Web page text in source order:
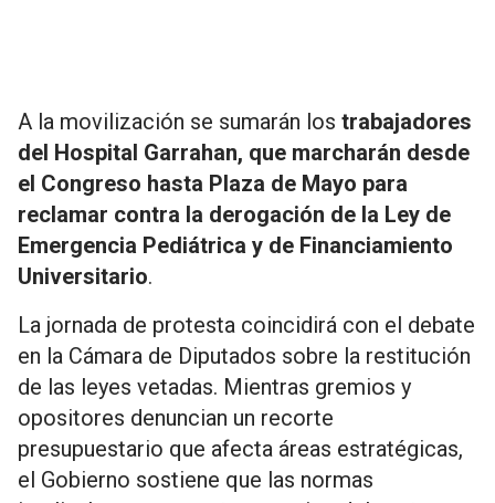
A la movilización se sumarán los trabajadores
del Hospital Garrahan, que marcharán desde
el Congreso hasta Plaza de Mayo para
reclamar contra la derogación de la Ley de
Emergencia Pediátrica y de Financiamiento
Universitario.
La jornada de protesta coincidirá con el debate
en la Cámara de Diputados sobre la restitución
de las leyes vetadas. Mientras gremios y
opositores denuncian un recorte
presupuestario que afecta áreas estratégicas,
el Gobierno sostiene que las normas